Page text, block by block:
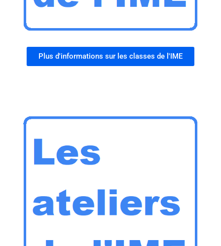
Plus d'informations sur les classes de l'IME